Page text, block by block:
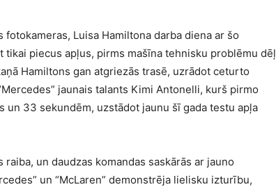
Luisa Hamiltona darba diena ar šo
piecus apļus, pirms mašīna tehnisku problēmu dēļ
Hamiltons gan atgriezās trasē, uzrādot ceturto
jaunais talants Kimi Antonelli, kurš pirmo
un 33 sekundēm, uzstādot jaunu šī gada testu apļa
un daudzas komandas saskārās ar jauno
un “McLaren” demonstrēja lielisku izturību,